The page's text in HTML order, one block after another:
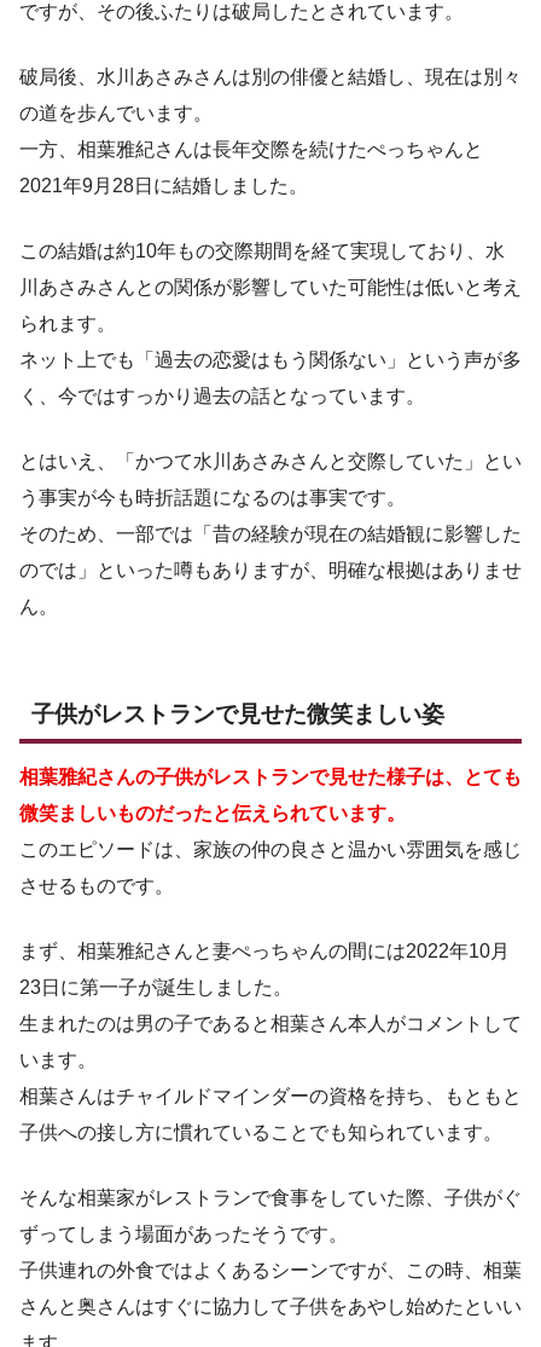
ですが、その後ふたりは破局したとされています。
破局後、水川あさみさんは別の俳優と結婚し、現在は別々
の道を歩んでいます。
一方、相葉雅紀さんは長年交際を続けたぺっちゃんと
2021年9月28日に結婚しました。
この結婚は約10年もの交際期間を経て実現しており、水
川あさみさんとの関係が影響していた可能性は低いと考え
られます。
ネット上でも「過去の恋愛はもう関係ない」という声が多
く、今ではすっかり過去の話となっています。
とはいえ、「かつて水川あさみさんと交際していた」とい
う事実が今も時折話題になるのは事実です。
そのため、一部では「昔の経験が現在の結婚観に影響した
のでは」といった噂もありますが、明確な根拠はありませ
ん。
子供がレストランで見せた微笑ましい姿
相葉雅紀さんの子供がレストランで見せた様子は、とても
微笑ましいものだったと伝えられています。
このエピソードは、家族の仲の良さと温かい雰囲気を感じ
させるものです。
まず、相葉雅紀さんと妻ぺっちゃんの間には2022年10月
23日に第一子が誕生しました。
生まれたのは男の子であると相葉さん本人がコメントして
います。
相葉さんはチャイルドマインダーの資格を持ち、もともと
子供への接し方に慣れていることでも知られています。
そんな相葉家がレストランで食事をしていた際、子供がぐ
ずってしまう場面があったそうです。
子供連れの外食ではよくあるシーンですが、この時、相葉
さんと奥さんはすぐに協力して子供をあやし始めたといい